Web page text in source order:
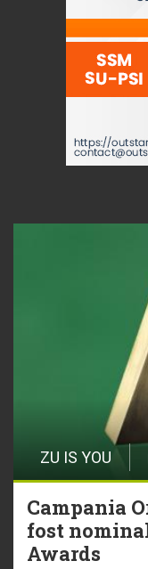
ZU IS YOU
Campania
fost
Awards